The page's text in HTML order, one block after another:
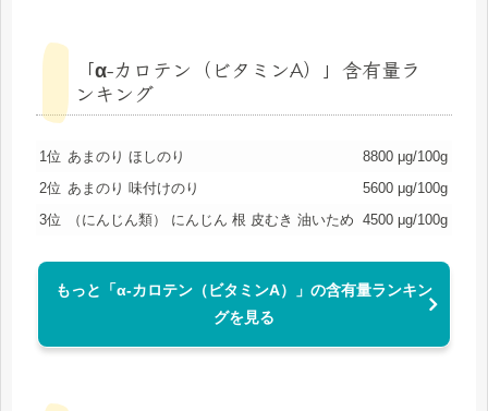
「α-カロテン（ビタミンA）」含有量ラ
ンキング
1位 あまのり ほしのり
8800 μg/100g
2位 あまのり 味付けのり
5600 μg/100g
3位
（にんじん類） にんじん 根 皮むき 油いため 4500 μg/100g
もっと「α-カロテン（ビタミンA）」の含有量ランキン
グを見る